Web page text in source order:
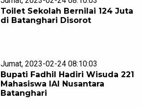
Toilet Sekolah Bernilai 124 Juta
di Batanghari Disorot
Jumat, 2023-02-24 08:10:03
Bupati Fadhil Hadiri Wisuda 221
Mahasiswa IAI Nusantara
Batanghari